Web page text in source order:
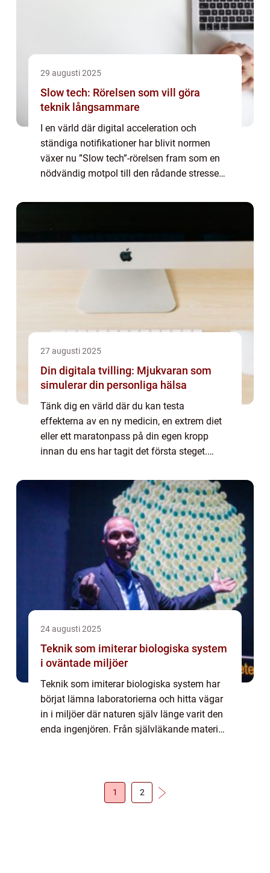
29 augusti 2025
Slow tech: Rörelsen som vill göra
teknik långsammare
I en värld där digital acceleration och
ständiga notifikationer har blivit normen
växer nu ”Slow tech”-rörelsen fram som en
nödvändig motpol till den rådande stressen.
27 augusti 2025
Din digitala tvilling: Mjukvaran som
simulerar din personliga hälsa
Tänk dig en värld där du kan testa
effekterna av en ny medicin, en extrem diet
eller ett maratonpass på din egen kropp
innan du ens har tagit det första steget.
av digi...
24 augusti 2025
Teknik som imiterar biologiska system
i oväntade miljöer
Teknik som imiterar biologiska system har
börjat lämna laboratorierna och hitta vägar
in i miljöer där naturen själv länge varit den
enda ingenjören. Från självläkande material
1 2